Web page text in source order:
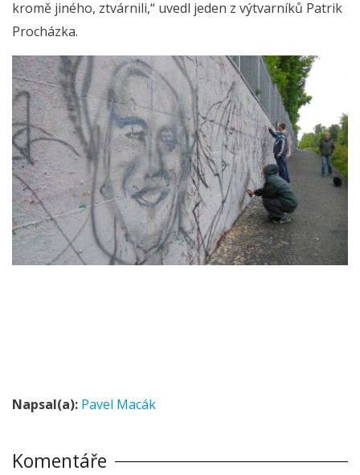
kromě jiného, ztvárnili,“ uvedl jeden z výtvarníků Patrik
Procházka.
Napsal(a): Pavel Macák
Komentáře